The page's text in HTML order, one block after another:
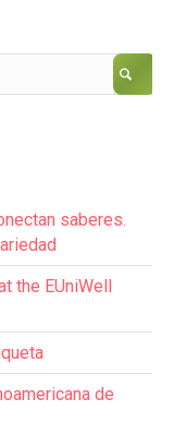
saberes.
the EUniWell
de